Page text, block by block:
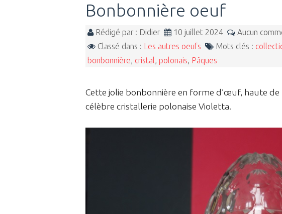
Bonbonnière oeuf
Rédigé par : Didier 10 juillet 2024
Aucun
Classé dans : Les autres oeufs Mots clés :
bonbonnière cristal polonais Pâques
Cette jolie bonbonnière en forme d’œuf, haute
célèbre cristallerie polonaise Violetta.